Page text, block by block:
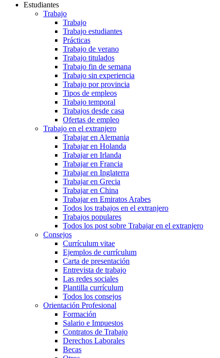
Estudiantes
Trabajo
Trabajo
Trabajo estudiantes
Prácticas
Trabajo de verano
Trabajo titulados
Trabajo fin de semana
Trabajo sin experiencia
Trabajo por provincia
Tipos de empleos
Trabajo temporal
Trabajos desde casa
Ofertas de empleo
Trabajo en el extranjero
Trabajar en Alemania
Trabajar en Holanda
Trabajar en Irlanda
Trabajar en Francia
Trabajar en Inglaterra
Trabajar en Grecia
Trabajar en China
Trabajar en Emiratos Arabes
Todos los trabajos en el extranjero
Trabajos populares
Todos los post sobre Trabajar en el extranjero
Consejos
Currículum vitae
Ejemplos de currículum
Carta de presentación
Entrevista de trabajo
Las redes sociales
Plantilla currículum
Todos los consejos
Orientación Profesional
Formación
Salario e Impuestos
Contratos de Trabajo
Derechos Laborales
Becas